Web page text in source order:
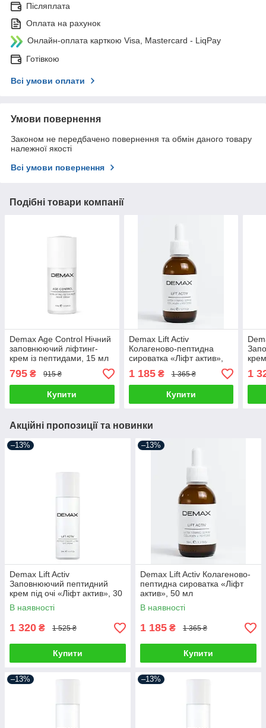
Післяплата
Оплата на рахунок
Онлайн-оплата карткою Visa, Mastercard - LiqPay
Готівкою
Всі умови оплати
Умови повернення
Законом не передбачено повернення та обмін даного товару
належної якості
Всі умови повернення
Подібні товари компанії
Demax Age Control Нічний
заповнюючий ліфтинг-
крем із пептидами, 15 мл
795 ₴ 915 ₴
Купити
Demax Lift Activ
Колагеново-пептидна
сироватка «Ліфт актив»,
50 мл
1 185₴ 1 365 ₴
Купити
30
1
Акційні пропозиції та новинки
–13%
Demax Lift Activ
Заповнюючий пептидний
крем під очі «Ліфт актив», 30
мл
В наявності
1 320 ₴ 1 525 ₴
Купити
–13%
Demax Lift Activ Колагеново-
пептидна сироватка «Ліфт
актив», 50 мл
В наявності
1 185 ₴ 1 365 ₴
Купити
–13% –13%